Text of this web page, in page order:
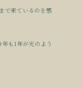
で来ているのを感
も1年が光のよう